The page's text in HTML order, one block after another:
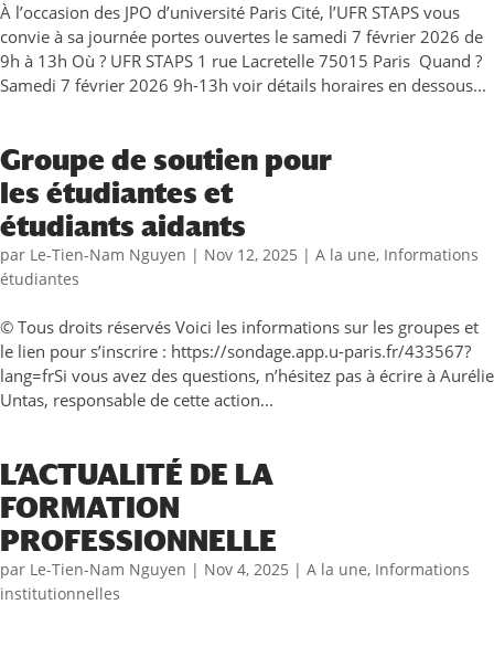
À l’occasion des JPO d’université Paris Cité, l’UFR STAPS vous
convie à sa journée portes ouvertes le samedi 7 février 2026 de
9h à 13h Où ? UFR STAPS 1 rue Lacretelle 75015 Paris Quand ?
Samedi 7 février 2026 9h-13h voir détails horaires en dessous...
Groupe de soutien pour
les étudiantes et
étudiants aidants
par Le-Tien-Nam Nguyen | Nov 12, 2025 | A la une, Informations
étudiantes
© Tous droits réservés Voici les informations sur les groupes et
le lien pour s’inscrire : https://sondage.app.u-paris.fr/433567?
lang=frSi vous avez des questions, n’hésitez pas à écrire à Aurélie
Untas, responsable de cette action...
L’ACTUALITÉ DE LA
FORMATION
PROFESSIONNELLE
par Le-Tien-Nam Nguyen | Nov 4, 2025 | A la une, Informations
institutionnelles